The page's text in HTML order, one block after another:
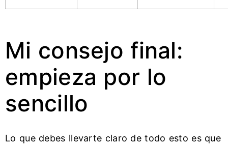
Mi consejo final:
empieza por lo
sencillo
Lo que debes llevarte claro de todo esto es que